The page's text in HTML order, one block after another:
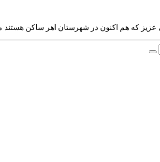
عزیز که هم اکنون در شهرستان اهر ساکن